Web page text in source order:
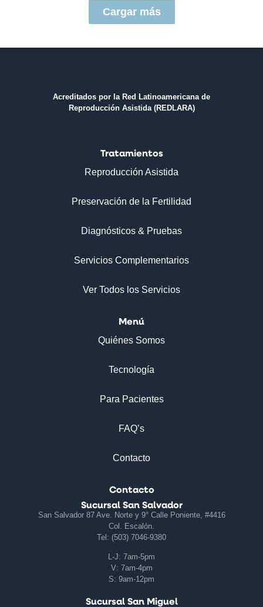
Cargar más
Acreditados por la Red Latinoamericana de
Reproducción Asistida (REDLARA)
Tratamientos
Reproducción Asistida
Preservación de la Fertilidad
Diagnósticos & Pruebas
Servicios Complementarios
Ver Todos los Servicios
Menú
Quiénes Somos
Tecnología
Para Pacientes
FAQ’s
Contacto
Contacto
Sucursal San Salvador
San Salvador 87 Ave. Norte y 9° Calle Poniente, #4416
Col. Escalón.
Tel: (503) 7046-9380
L-J: 7am-5pm
V: 7am-4pm
S: 9am-12pm
Sucursal San Miguel